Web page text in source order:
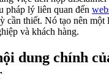
pháp lý liên quan đến
cần thiết. Nó tạo nên một
và khách hàng.
dung chính